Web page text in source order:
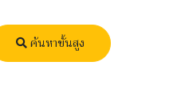
ค้นหาขั้นสูง